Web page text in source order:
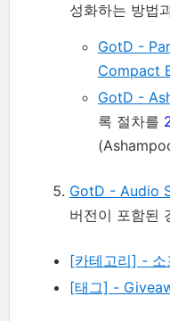
성화하는 방법
GotD -
Compact
GotD -
록 절차를
GotD - Audio
버전이 포함된
[카테고리] -
[태그] -